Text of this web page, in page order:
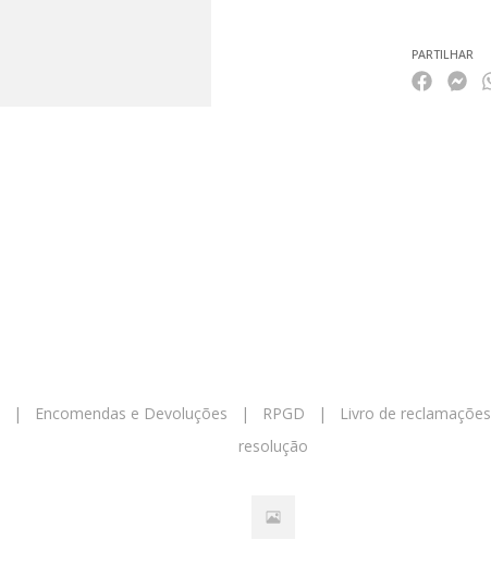
PARTILHAR
| Encomendas e Devoluções | RPGD | Livro de reclamações
resolução